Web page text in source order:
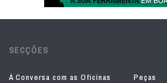
SECÇÕES
À Conversa com as Oficinas
Peças